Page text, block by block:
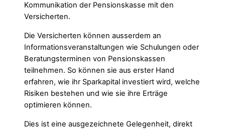
Kommunikation der Pensionskasse mit den
Versicherten.
Die Versicherten können ausserdem an
Informationsveranstaltungen wie Schulungen oder
Beratungsterminen von Pensionskassen
teilnehmen. So können sie aus erster Hand
erfahren, wie ihr Sparkapital investiert wird, welche
Risiken bestehen und wie sie ihre Erträge
optimieren können.
Dies ist eine ausgezeichnete Gelegenheit, direkt